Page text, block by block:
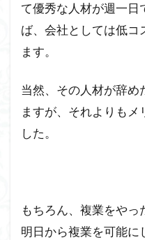
て優秀な人材が週一日
ば、会社としては低コ
ます。
当然、その人材が辞め
ますが、それよりもメ
した。
もちろん、複業をやっ
明日から複業を可能に